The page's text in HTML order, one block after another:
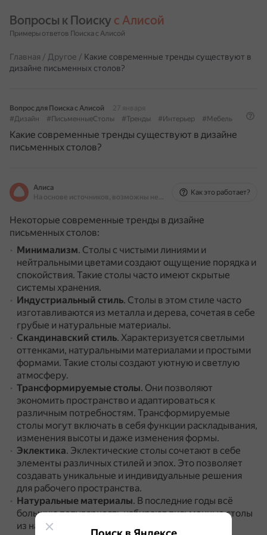
Вопросы к Поиску с Алисой
Примеры ответов Поиска с Алисой
Главная / Другое / Какие современные тренды существуют в
дизайне письменных столов?
Вопрос для Поиска с Алисой
27 января
#Дизайн
#ПисьменныеСтолы #Тренды #Интерьер #Мебель
Какие современные тренды существуют в дизайне
письменных столов?
Алиса
На основе источников, возможны неточности
Как это работает?
Некоторые современные тренды в дизайне
письменных столов:
Минимализм. Столы с чистыми линиями и
нейтральными цветами создают ощущение порядка и
спокойствия. Такие столы часто имеют скрытые
системы хранения.
Индустриальный стиль. Столы в этом стиле часто
изготавливаются из металла и дерева, сочетая в себе
грубые и натуральные материалы.
Скандинавский стиль. Характеризуется светлыми
оттенками, натуральными материалами и простыми
формами. Такие столы создают уютную и светлую
атмосферу.
Трансформируемые столы. Они позволяют
экономить пространство и адаптироваться к
различным потребностям. Трансформируемые
столы могут включать в себя функции раскладывания,
изменения высоты и даже изменения формы.
Эклектика. Эклектические столы сочетают в себе
элементы различных стилей и эпох. Это позволяет
создавать уникальные и индивидуальные решения
для рабочего пространства.
Натуральные материалы. В последние годы всё
большую популярность набирают письменные столы
из натуральных материалов, таких как дерево,